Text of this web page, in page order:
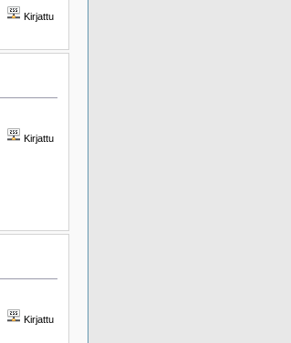
Kirjattu
Kirjattu
Kirjattu